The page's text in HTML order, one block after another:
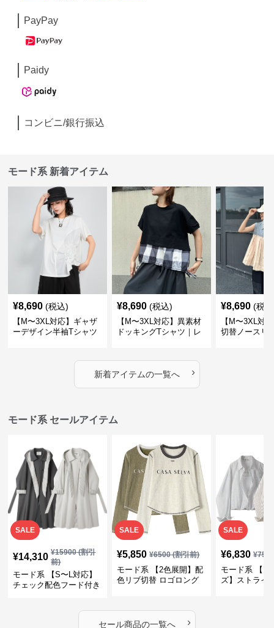
PayPay
Paidy
コンビニ/銀行振込
モード系 新着アイテム
¥8,690 (税込)
【M〜3XL対応】ギャザ
ーデザイン半袖Tシャツ
¥8,690 (税込)
【M〜3XL対応】異素材
ドッキングTシャツ｜レ
カバー・大人モード
¥8,690 (税
【M〜3XL対
切替ノースリ
新着アイテムの一覧へ ›
モード系 セールアイテム
SALE
¥14,310 ¥15900(割引
前)
モード系 【S〜L対応】
チェック配色フード付き
SALE
¥5,850 ¥6500(割引前)
モード系 【2色展開】配
色リブ切替 ロゴロング
SALE
¥6,830 ¥
モード系 【フ
ズ】ストライ
セール商品の一覧へ ›